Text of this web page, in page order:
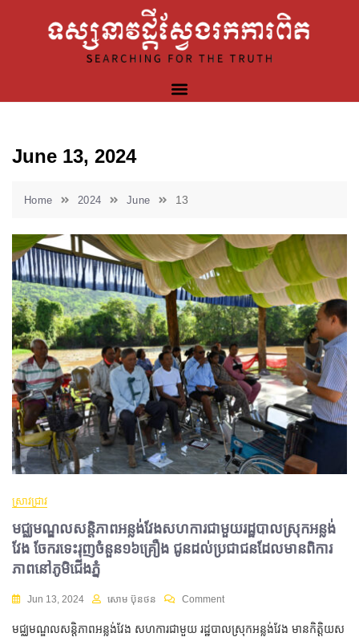
June 13, 2024
Home 2024 June 13
ស្រាវជ្រាវ
មជ្ឈមណ្ឌលសន្តិភាពអន្លង់វែងសហការជាមួយរដ្ឋបាលស្រុកអន្លង់
វែង ចែករទេះរុញចំនួន១៦គ្រឿង ជូនដល់ប្រជាជនដែលមានពិការ
ភាពនៅភូមិជើងភ្នំ
Jun 13, 2024 សោម ប៊ុនថន Comment
មជ្ឈមណ្ឌលសន្តិភាពអន្លង់វែង សហការជាមួយ រដ្ឋបាលស្រុកអន្លង់វែង មានកិតិ្តយស